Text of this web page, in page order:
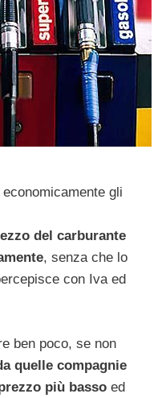
gli
del carburante
, senza che lo
con Iva ed
ben poco, se non
quelle compagnie
più basso ed